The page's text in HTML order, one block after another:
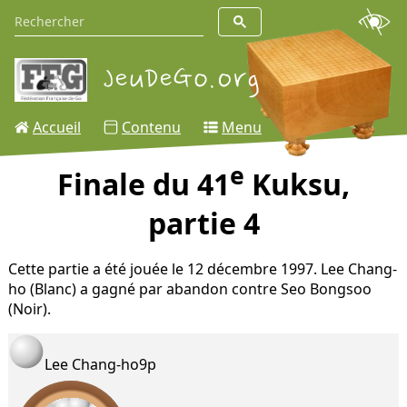
Accueil Contenu Menu
Finale du 41e Kuksu,
partie 4
Cette partie a été jouée le 12 décembre 1997. Lee Chang-
ho (Blanc) a gagné par abandon contre Seo Bongsoo
(Noir).
Lee Chang-ho9p